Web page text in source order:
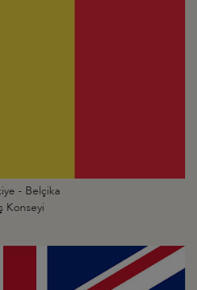
- Belçika
Konseyi